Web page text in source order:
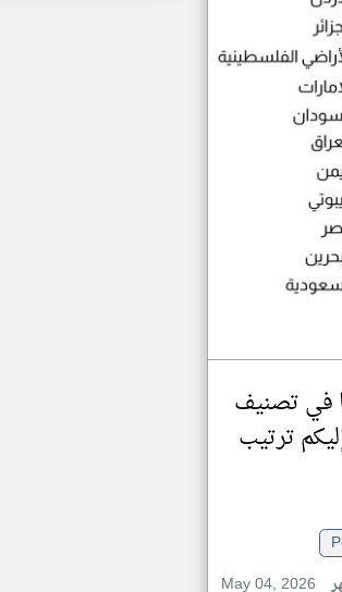
في تصنيف
ترتيب
May 04, 2026